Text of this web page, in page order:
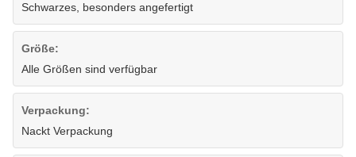
Schwarzes, besonders angefertigt
Größe:
Alle Größen sind verfügbar
Verpackung:
Nackt Verpackung